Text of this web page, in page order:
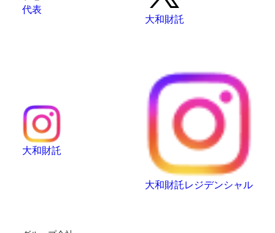
代表
大和財託
大和財託
大和財託レジデンシャル